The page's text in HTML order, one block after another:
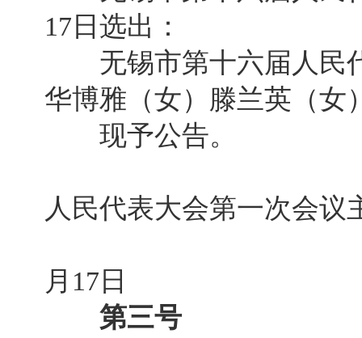
17日选出：
无锡市第十六届人
华博雅（女）滕兰英（
现予公告。
人民代表大会第一次会议
月17日
第三号